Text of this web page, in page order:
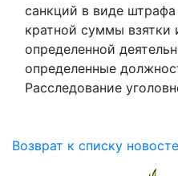
санкций в виде
кратной суммы взятки
определенной
определенные
Расследование
Возврат к списку